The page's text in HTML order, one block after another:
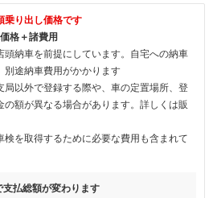
乗り出し価格です
格＋諸費用
納車を前提にしています。自宅への納車
別途納車費用がかかります
以外で登録する際や、車の定置場所、登
額が異なる場合があります。詳しくは販
を取得するために必要な費用も含まれて
支払総額が変わります